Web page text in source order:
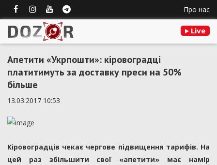
Про нас
Live
Апетити «Укрпошти»: кіровоградці
платитимуть за доставку преси на 50%
більше
13.03.2017 10:53
Кіровоградців чекає чергове підвищення тарифів. На
цей раз збільшити свої «апетити» має намір